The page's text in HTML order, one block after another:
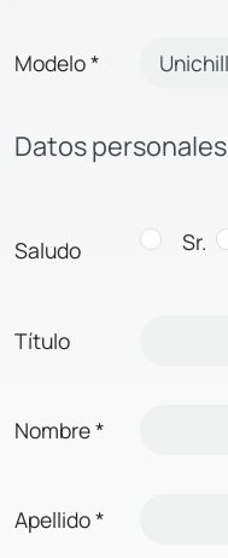
Modelo*
Datos personales
Saludo Sr.
Título
Nombre*
Apellido*